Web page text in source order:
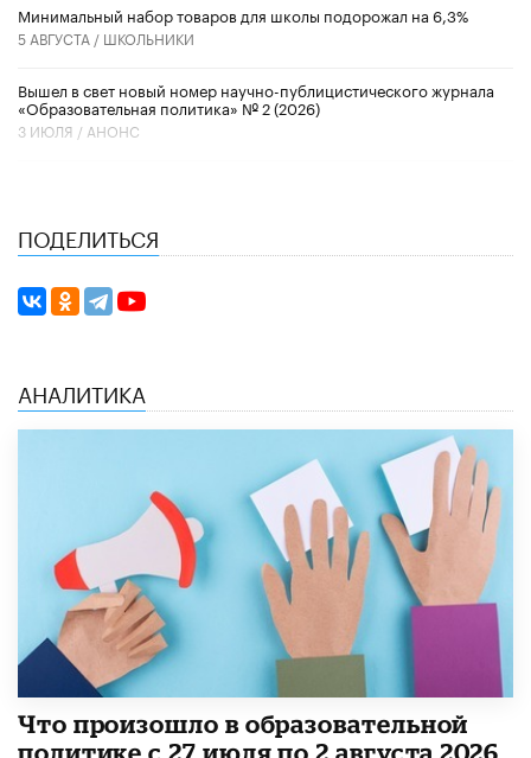
Минимальный набор товаров для школы подорожал на 6,3%
5 АВГУСТА / ШКОЛЬНИКИ
Вышел в свет новый номер научно-публицистического журнала
«Образовательная политика» № 2 (2026)
3 ИЮЛЯ / АНОНС
ПОДЕЛИТЬСЯ
АНАЛИТИКА
​Что произошло в образовательной
политике с 27 июля по 2 августа 2026